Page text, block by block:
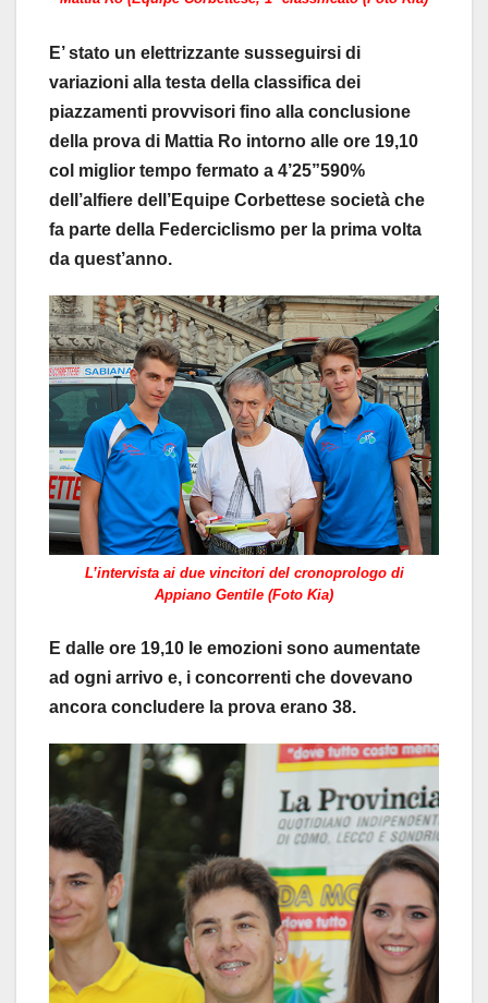
E’ stato un elettrizzante susseguirsi di
variazioni alla testa della classifica dei
piazzamenti provvisori fino alla conclusione
della prova di Mattia Ro intorno alle ore 19,10
col miglior tempo fermato a 4’25”590%
dell’alfiere dell’Equipe Corbettese società che
fa parte della Federciclismo per la prima volta
da quest’anno.
L’intervista ai due vincitori del cronoprologo di
Appiano Gentile (Foto Kia)
E dalle ore 19,10 le emozioni sono aumentate
ad ogni arrivo e, i concorrenti che dovevano
ancora concludere la prova erano 38.